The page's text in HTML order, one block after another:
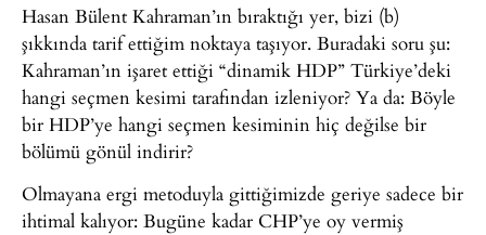
Hasan Bülent Kahraman’ın bıraktığı yer, bizi (b)
şıkkında tarif ettiğim noktaya taşıyor. Buradaki soru şu:
Kahraman’ın işaret ettiği “dinamik HDP” Türkiye’deki
hangi seçmen kesimi tarafından izleniyor? Ya da: Böyle
bir HDP’ye hangi seçmen kesiminin hiç değilse bir
bölümü gönül indirir?
Olmayana ergi metoduyla gittiğimizde geriye sadece bir
ihtimal kalıyor: Bugüne kadar CHP’ye oy vermiş